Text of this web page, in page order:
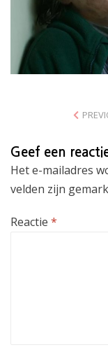
Geef een
Het e-mailadres
velden zijn
Reactie *